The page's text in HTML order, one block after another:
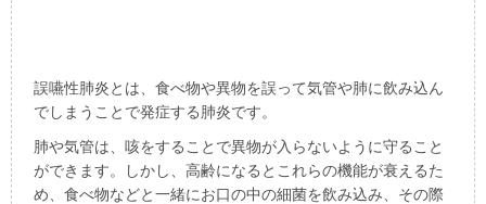
誤嚥性肺炎とは、食べ物や異物を誤って気管や肺に飲み込ん
でしまうことで発症する肺炎です。
肺や気管は、咳をすることで異物が入らないように守ること
ができます。しかし、高齢になるとこれらの機能が衰えるた
め、食べ物などと一緒にお口の中の細菌を飲み込み、その際